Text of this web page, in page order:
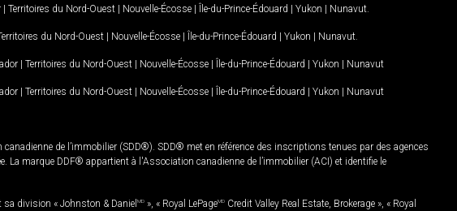
| Territoires du Nord-Ouest | Nouvelle-Écosse | Île-du-Prince-Édouard | Yukon | Nunavut
du Nord-Ouest | Nouvelle-Écosse | Île-du-Prince-Édouard | Yukon | Nunavut
| Territoires du Nord-Ouest | Nouvelle-Écosse | Île-du-Prince-Édouard | Yukon | Nunavut
| Territoires du Nord-Ouest | Nouvelle-Écosse | Île-du-Prince-Édouard | Yukon | Nunavut
de l’immobilier (SDD®). SDD® met en référence des inscriptions tenues par des agences
marque DDF® appartient à l'Association canadienne de l’immobilier (ACI) et identifie le
sa division « Johnston & Daniel MD », « Royal LePageMD Credit Valley Real Estate, Brokerage », « Royal